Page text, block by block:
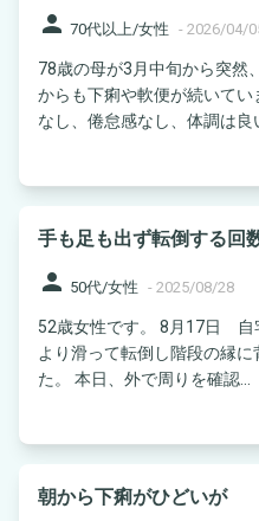
person 70代以上/女性 - 2026/04/
78歳の母が3月中旬から突然
からも下痢や軟便が続いて
なし、倦怠感なし、体調は良
手も足も出ず転倒する回
person 50代/女性 - 2025/08/28
52歳女性です。 8月17日 自
より滑って転倒し階段の縁
た。 本日、外で周りを確認...
朝から下痢がひどいが